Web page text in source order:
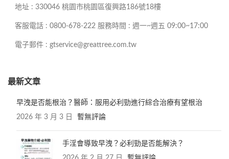
地址 : 330046 桃園市桃園區復興路186號18樓
客服電話 : 0800-678-222 服務時間 : 週一~週五 09:00~17:00
電子郵件 : gtservice@greattree.com.tw
最新文章
早洩是否能根治？醫師：服用必利勁進行綜合治療有望根治
2026 年 3 月 3 日 暫無評論
手淫會導致早洩？必利勁是否能解決？